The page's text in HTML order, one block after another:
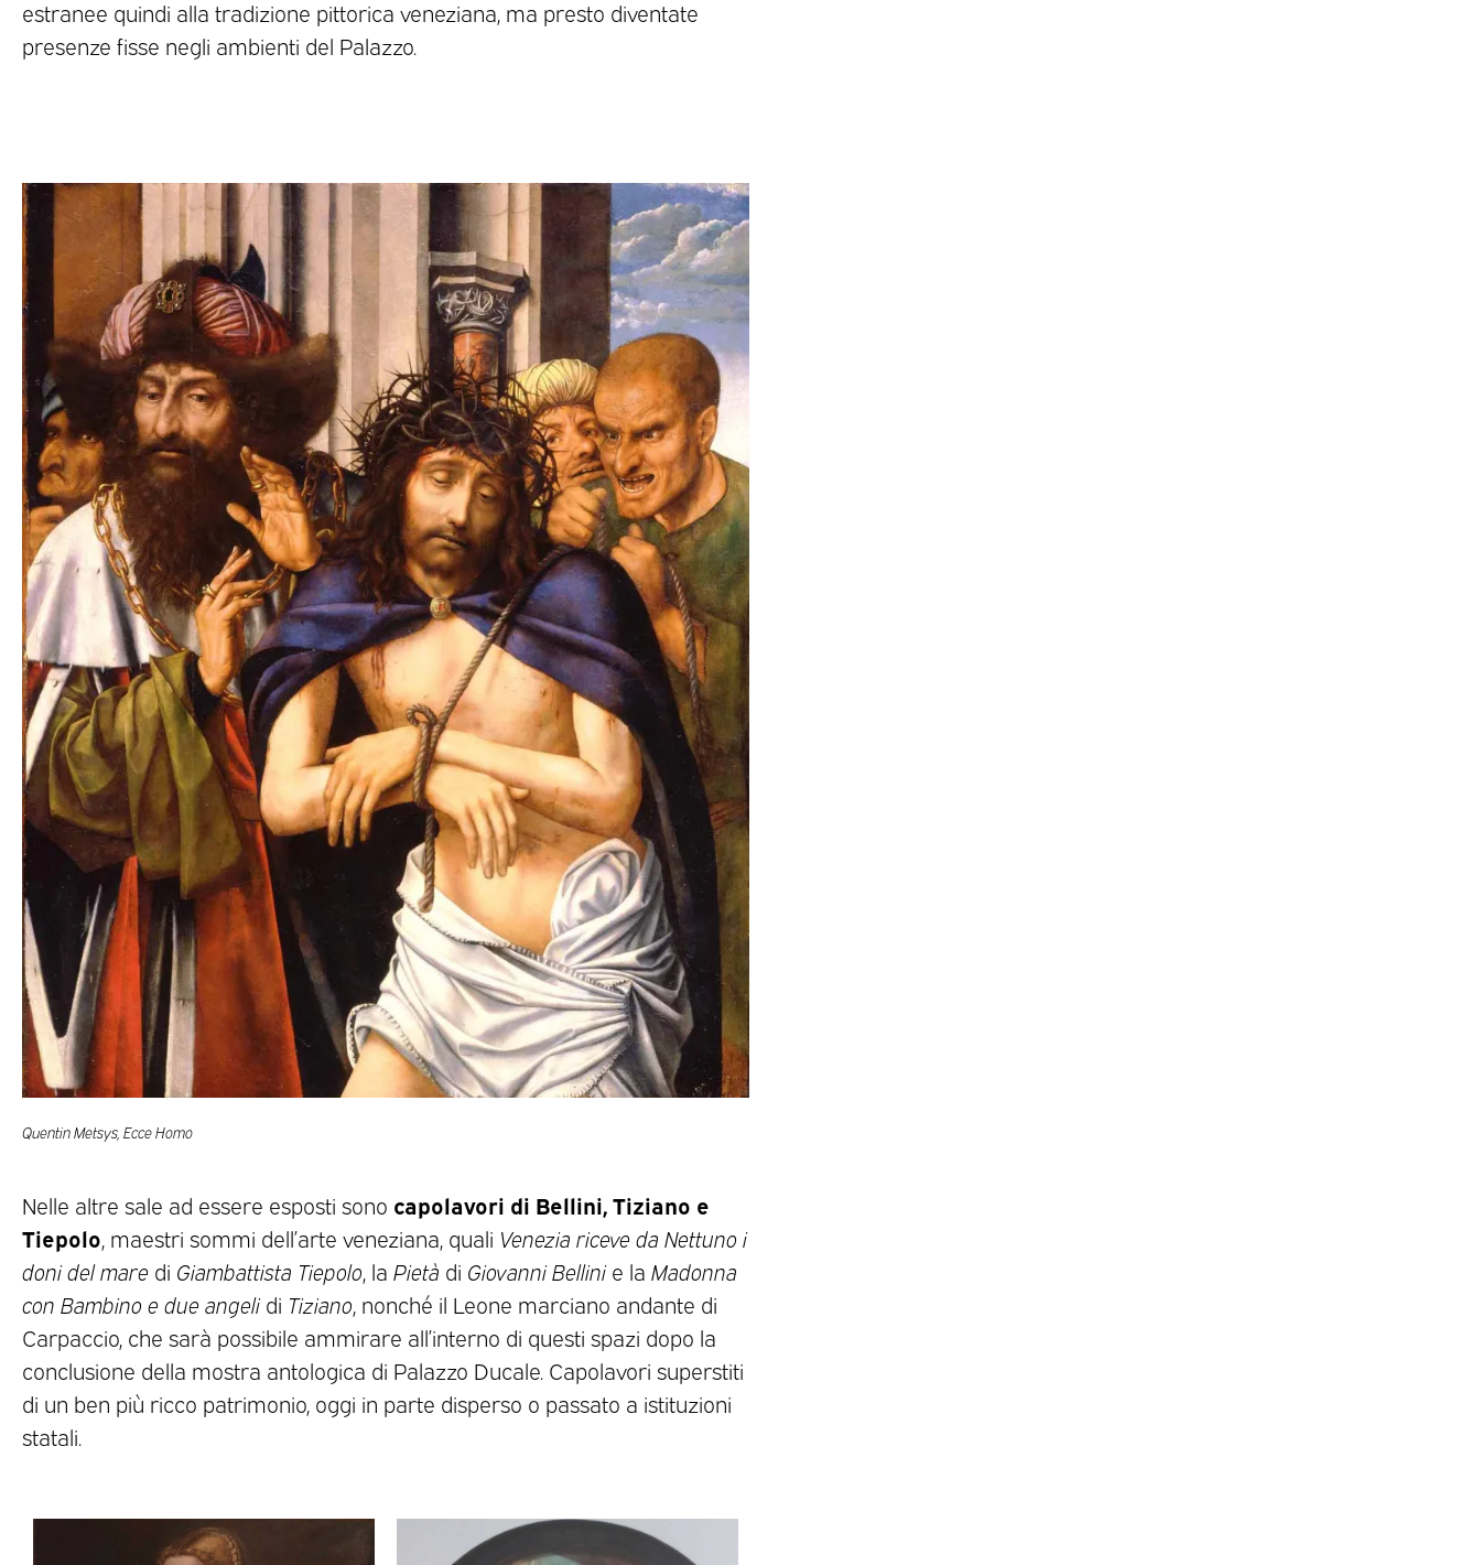
estranee quindi alla tradizione pittorica veneziana, ma presto diventate
presenze fisse negli ambienti del Palazzo.
Quentin Metsys, Ecce Homo
Nelle altre sale ad essere esposti sono capolavori di Bellini, Tiziano e
Tiepolo , maestri sommi dell’arte veneziana, quali Venezia riceve da Nettuno i
doni del mare di Giambattista Tiepolo , la Pietà di Giovanni Bellinie la Madonna
con Bambino e due angelidi Tiziano , nonché il Leone marciano andante di
Carpaccio, che sarà possibile ammirare all’interno di questi spazi dopo la
conclusione della mostra antologica di Palazzo Ducale. Capolavori superstiti
di un ben più ricco patrimonio, oggi in parte disperso o passato a istituzioni
statali.